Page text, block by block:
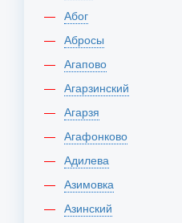
Абог
Абросы
Агапово
Агарзинский
Агарзя
Агафонково
Адилева
Азимовка
Азинский